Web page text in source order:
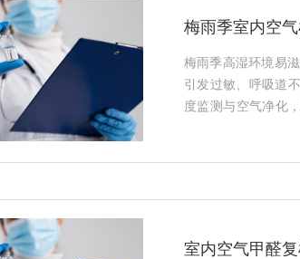
梅雨季室内空
梅雨季高湿环境易
引发过敏、呼吸道
度监测与空气净化
室内空气甲醛